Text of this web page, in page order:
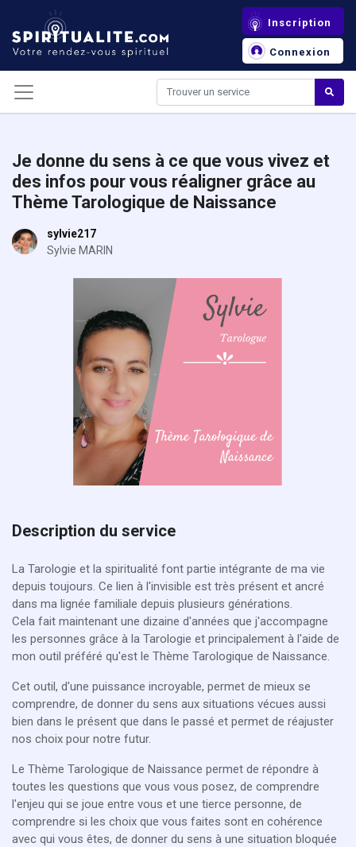
Inscription
Connexion
Je donne du sens à ce que vous vivez et
des infos pour vous réaligner grâce au
Thème Tarologique de Naissance
sylvie217
Sylvie MARIN
Description du service
La Tarologie et la spiritualité font partie intégrante de ma vie
depuis toujours. Ce lien à l'invisible est très présent et ancré
dans ma lignée familiale depuis plusieurs générations.
Cela fait maintenant une dizaine d'années que j'accompagne
les personnes grâce à la Tarologie et principalement à l'aide de
mon outil préféré qu'est le Thème Tarologique de Naissance.
Cet outil, d'une puissance incroyable, permet de mieux se
comprendre, de donner du sens aux situations vécues aussi
bien dans le présent que dans le passé et permet de réajuster
nos choix pour notre futur.
Le Thème Tarologique de Naissance permet de répondre à
toutes les questions que vous vous posez, de comprendre
l'enjeu qui se joue entre vous et une tierce personne, de
comprendre si les choix que vous faites sont en cohérence
avec qui vous êtes, de donner du sens à une situation bloquée